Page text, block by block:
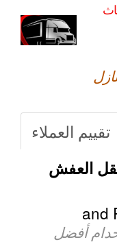
تقييم العملاء
العفش
أفضل